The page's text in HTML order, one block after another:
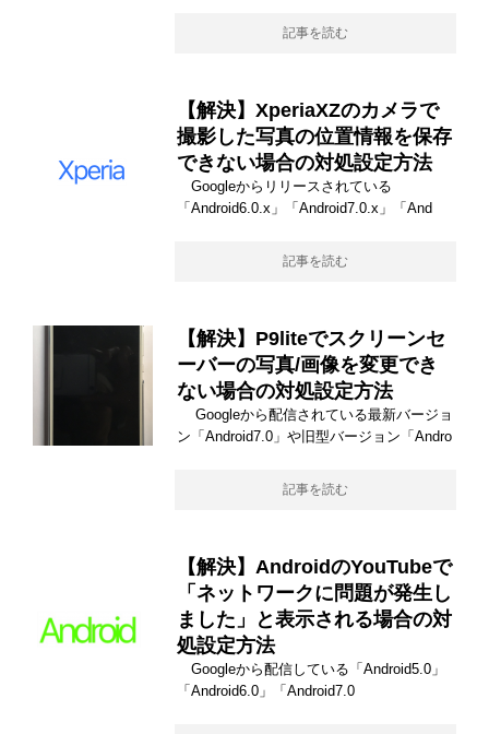
記事を読む
【解決】XperiaXZのカメラで
撮影した写真の位置情報を保存
できない場合の対処設定方法
Googleからリリースされている
「Android6.0.x」「Android7.0.x」「And
記事を読む
【解決】P9liteでスクリーンセ
ーバーの写真/画像を変更でき
ない場合の対処設定方法
Googleから配信されている最新バージョ
ン「Android7.0」や旧型バージョン「Andro
記事を読む
【解決】AndroidのYouTubeで
「ネットワークに問題が発生し
ました」と表示される場合の対
処設定方法
Googleから配信している「Android5.0」
「Android6.0」「Android7.0